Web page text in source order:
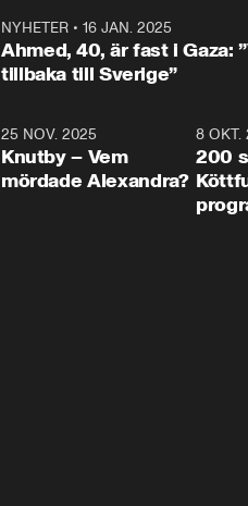
Mohamsson till svars.
NYHETER• 16 JAN. 2025
Ahmed, 40, är fast i Gaza:
tillbaka till Sverige”
31:05
25 NOV. 2025
Knutby – Vem
mördade Alexandra?
8 OKT.
200